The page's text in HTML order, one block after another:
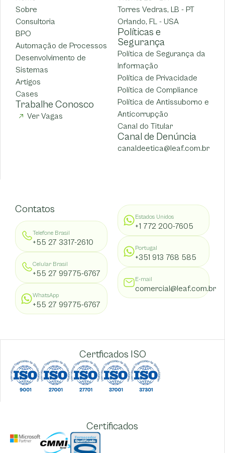
Sobre
Consultoria
BPO
Automação de Processos
Desenvolvimento de
Sistemas
Artigos
Cases
Trabalhe Conosco
Ver Vagas
Torres Vedras, LB - PT
Orlando, FL - USA
Políticas e
Segurança
Política de Segurança da
Informação
Política de Privacidade
Política de Compliance
Política de Antissuborno e
Anticorrupção
Canal do Titular
Canal de Denúncia
canaldeetica@leaf.com.br
Contatos
Telefone Brasil
+55 27 3317-2610
Celular Brasil
+55 27 99775-6767
WhatsApp
+55 27 99775-6767
Estados Unidos
+1 772 200-7605
Portugal
+351 913 768 585
E-mail
comercial@leaf.com.br
Certficados ISO
Certificados